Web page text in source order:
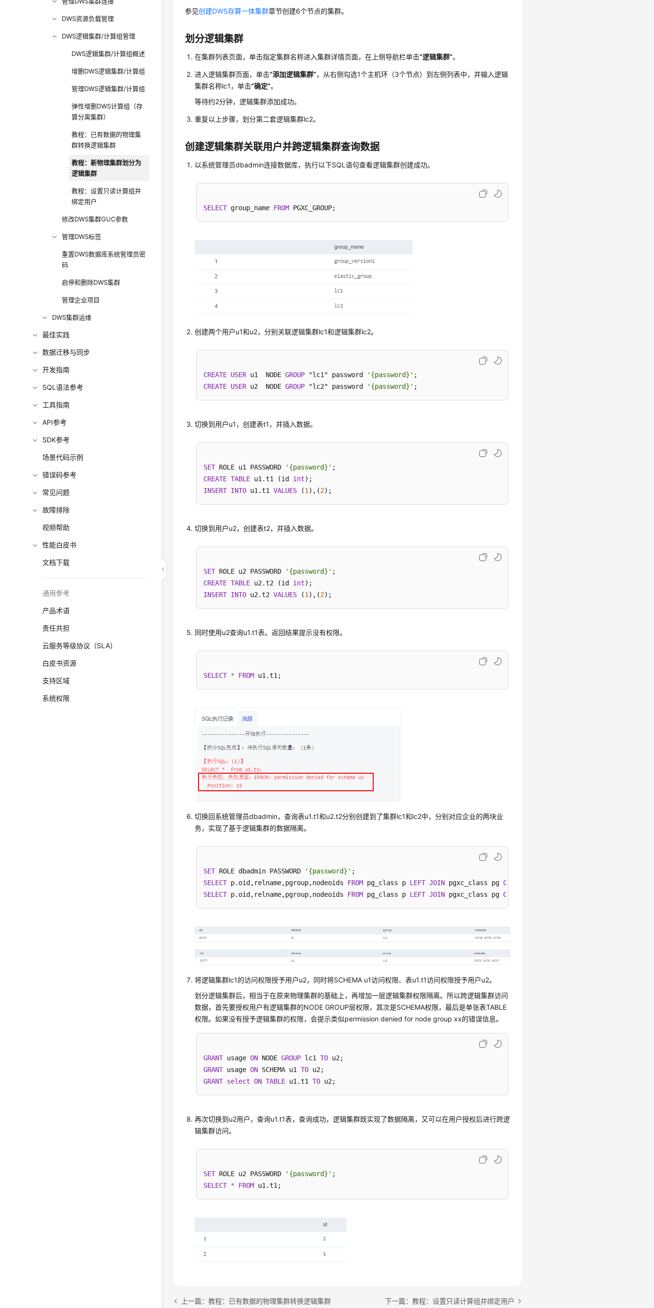
DWS资源负载管理
DWS逻辑集群/计算组管理
DWS逻辑集群/计算组概述
增删DWS逻辑集群/计算组
管理DWS逻辑集群/计算组
弹性增删DWS计算组（存
算分离集群）
教程：已有数据的物理集
群转换逻辑集群
教程：新物理集群划分为
逻辑集群
教程：设置只读计算组并
绑定用户
修改DWS集群GUC参数
管理DWS标签
重置DWS数据库系统管理员密
码
启停和删除DWS集群
管理企业项目
DWS集群运维
最佳实践
数据迁移与同步
开发指南
SQL语法参考
工具指南
API参考
SDK参考
场景代码示例
错误码参考
常见问题
故障排除
视频帮助
性能白皮书
文档下载
通用参考
产品术语
责任共担
云服务等级协议（SLA）
白皮书资源
支持区域
系统权限
参见创建DWS存算一体集群章节创建6个节点的集群。
划分逻辑集群
在集群列表页面，单击指定集群名称进入集群详情页面，在上侧导航栏单击“逻辑集群”。
进入逻辑集群页面，单击“添加逻辑集群”，从右侧勾选1个主机环（3个节点）到左侧列表中，并输入逻辑
集群名称lc1，单击“确定”。
等待约2分钟，逻辑集群添加成功。
重复以上步骤，划分第二套逻辑集群lc2。
创建逻辑集群关联用户并跨逻辑集群查询数据
以系统管理员dbadmin连接数据库，执行以下SQL语句查看逻辑集群创建成功。
SELECT group_name FROM
创建两个用户u1和u2，分别关联逻辑集群lc1和逻辑集群lc2。
CREATE USER u1  NODE GROUP "lc1" password '{password}'
CREATE USER u2  NODE GROUP "lc2" password '{password}'
切换到用户u1，创建表t1，并插入数据。
SET ROLE u1 PASSWORD '{password}'
CREATE TABLE u1.t1 (id int
INSERT INTO u1.t1 VALUES (1),(2
切换到用户u2，创建表t2，并插入数据。
SET ROLE u2 PASSWORD '{password}'
CREATE TABLE u2.t2 (id int
INSERT INTO u2.t2 VALUES (1),(2
同时使用u2查询u1.t1表。返回结果提示没有权限。
SELECT * FROM
切换回系统管理员dbadmin，查询表u1.t1和u2.t2分别创建到了集群lc1和lc2中，分别对应企业的两块业
务，实现了基于逻辑集群的数据隔离。
SET ROLE dbadmin PASSWORD '{password}'
SELECT p.oid,relname,pgroup,nodeoids FROM pg_class p LEFT JOIN pgxc_class pg ON
SELECT p.oid,relname,pgroup,nodeoids FROM pg_class p LEFT JOIN pgxc_class pg ON
将逻辑集群lc1的访问权限授予用户u2，同时将SCHEMA u1访问权限、表u1.t1访问权限授予用户u2。
划分逻辑集群后，相当于在原来物理集群的基础上，再增加一层逻辑集群权限隔离。所以跨逻辑集群访问
数据，首先要授权用户有逻辑集群的NODE GROUP层权限，其次是SCHEMA权限，最后是单张表TABLE
权限。如果没有授予逻辑集群的权限，会提示类似permission denied for node group xx的错误信息。
GRANT usage ON NODE GROUP lc1 TO
GRANT usage ON SCHEMA u1 TO
GRANT select ON TABLE u1.t1 TO
再次切换到u2用户，查询u1.t1表，查询成功，逻辑集群既实现了数据隔离，又可以在用户授权后进行跨逻
辑集群访问。
SET ROLE u2 PASSWORD '{password}'
SELECT * FROM
上一篇：教程：已有数据的物理集群转换逻辑集群 下一篇：教程：设置只读计算组并绑定用户